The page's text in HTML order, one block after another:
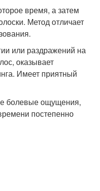
время, а затем
Метод отличает
или раздражений на
оказывает
Имеет приятный
болевые ощущения,
постепенно